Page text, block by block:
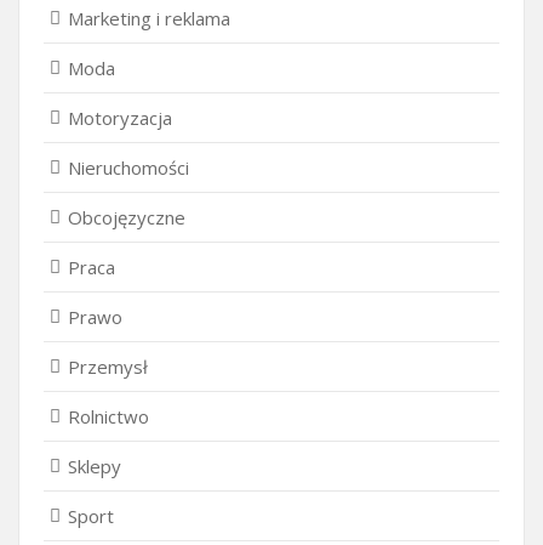
Marketing i reklama
Moda
Motoryzacja
Nieruchomości
Obcojęzyczne
Praca
Prawo
Przemysł
Rolnictwo
Sklepy
Sport